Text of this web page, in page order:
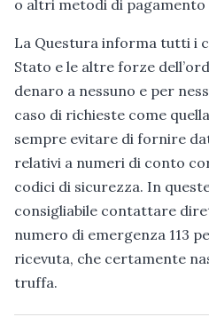
o altri metodi di
La Questura informa tutti i
Stato e le altre forze
denaro a nessuno e per
caso di richieste come
sempre evitare di fornire
relativi a numeri di conto
codici di sicurezza. In
consigliabile contattare
numero di emergenza 113
ricevuta, che certamente
truffa.